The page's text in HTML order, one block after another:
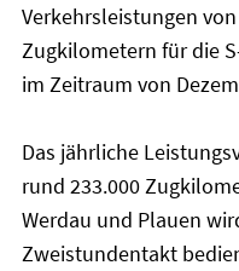
Verkehrsleistungen
Zugkilometern für die
im Zeitraum von
Das jährliche
rund 233.000
Werdau und Plauen
Zweistundentakt